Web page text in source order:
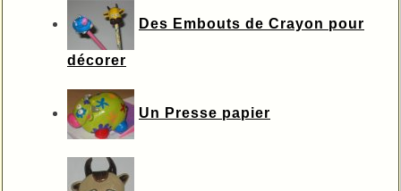
Des Embouts de Crayon pour
décorer
Un Presse papier